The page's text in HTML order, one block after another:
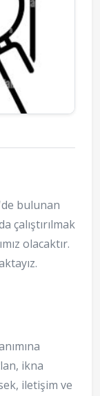
bulunan
çalıştırılmak
olacaktır.
ikna
iletişim ve